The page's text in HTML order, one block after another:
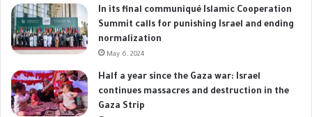
In its final communiqué Islamic Cooperation
Summit calls for punishing Israel and ending
normalization
May 6, 2024
Half a year since the Gaza war: Israel
continues massacres and destruction in the
Gaza Strip